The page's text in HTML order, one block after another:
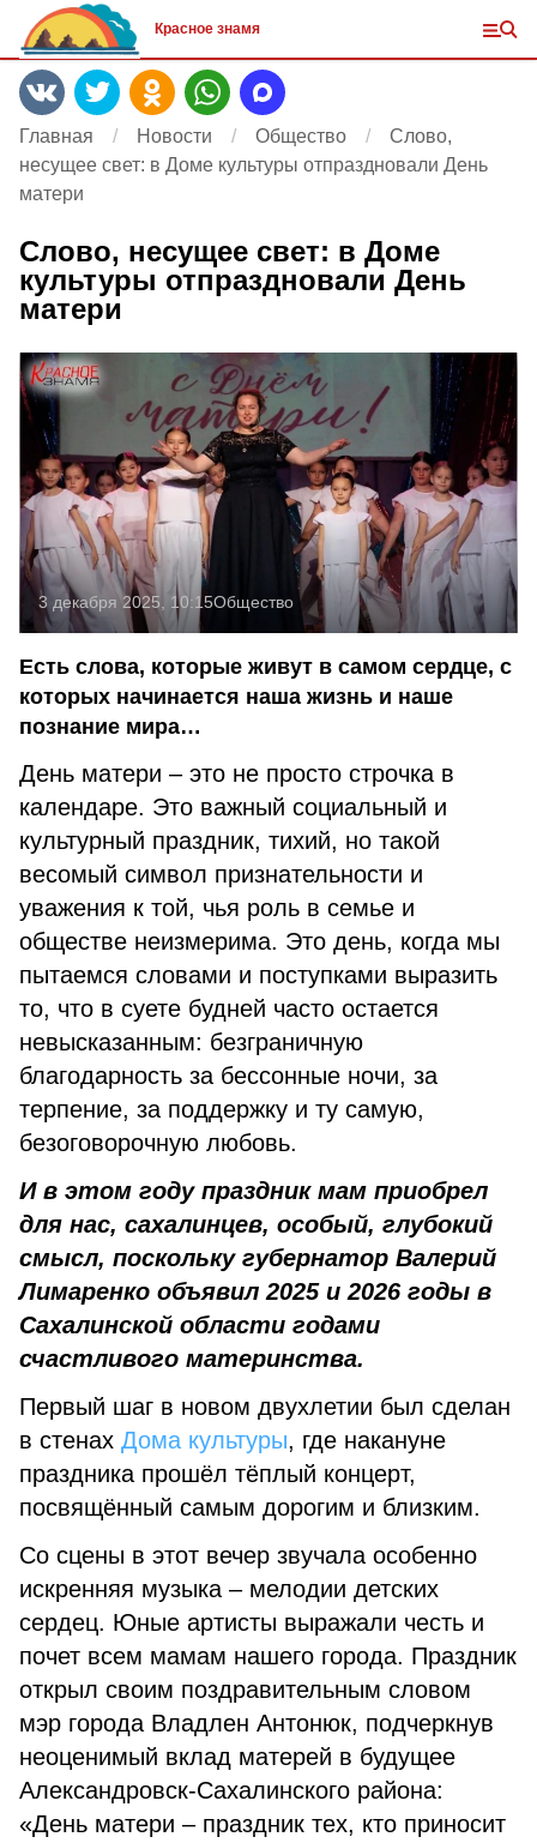
Красное знамя
Главная Новости Общество
Слово,
несущее свет: в Доме культуры отпраздновали День
матери
Слово, несущее свет: в Доме
культуры отпраздновали День
матери
3 декабря 2025, 10:15Общество
Есть слова, которые живут в самом сердце, с
которых начинается наша жизнь и наше
познание мира…
День матери – это не просто строчка в
календаре. Это важный социальный и
культурный праздник, тихий, но такой
весомый символ признательности и
уважения к той, чья роль в семье и
обществе неизмерима. Это день, когда мы
пытаемся словами и поступками выразить
то, что в суете будней часто остается
невысказанным: безграничную
благодарность за бессонные ночи, за
терпение, за поддержку и ту самую,
безоговорочную любовь.
И в этом году праздник мам приобрел
для нас, сахалинцев, особый, глубокий
смысл, поскольку губернатор Валерий
Лимаренко объявил 2025 и 2026 годы в
Сахалинской области годами
счастливого материнства.
Первый шаг в новом двухлетии был сделан
в стенах Дома культуры, где накануне
праздника прошёл тёплый концерт,
посвящённый самым дорогим и близким.
Со сцены в этот вечер звучала особенно
искренняя музыка – мелодии детских
сердец. Юные артисты выражали честь и
почет всем мамам нашего города. Праздник
открыл своим поздравительным словом
мэр города Владлен Антонюк, подчеркнув
неоценимый вклад матерей в будущее
Александровск-Сахалинского района:
«День матери – праздник тех, кто приносит